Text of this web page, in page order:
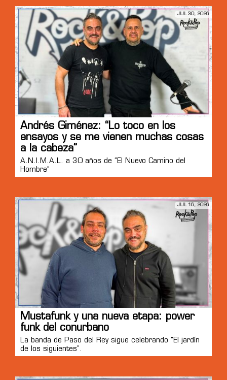
JUL 30, 2026
Andrés Giménez: “Lo toco en los
ensayos y se me vienen muchas cosas
a la cabeza”
A.N.I.M.A.L. a 30 años de “El Nuevo Camino del
Hombre”
JUL 16, 2026
Mustafunk y una nueva etapa: power
funk del conurbano
La banda de Paso del Rey sigue celebrando "El jardín
de los siguientes".